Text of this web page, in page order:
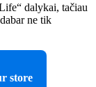
dalykai, tačiau
ne tik
store